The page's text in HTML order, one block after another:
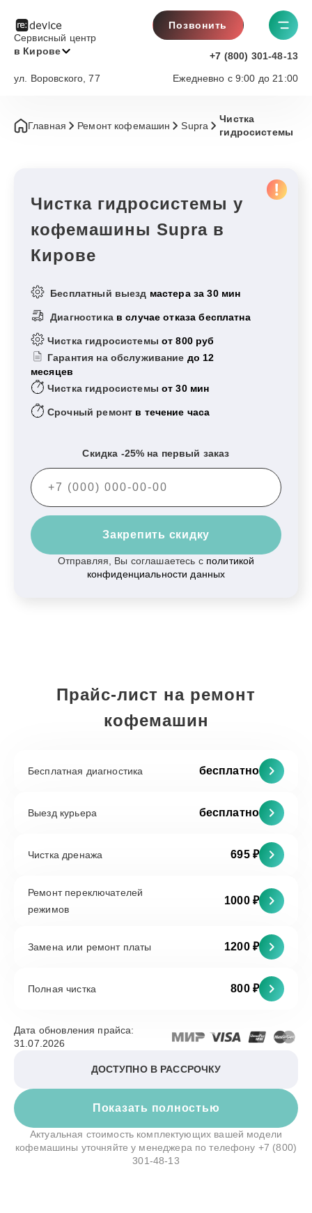
Сервисный центр
в Кирове
Позвонить
+7 (800) 301-48-13
Ежедневно с 9:00 до 21:00
ул. Воровского, 77
Главная Ремонт кофемашин Supra
Чистка
гидросистемы
Чистка гидросистемы у
кофемашины Supra в
Кирове
Бесплатный выезд мастера за 30 мин
Диагностика в случае отказа бесплатна
Чистка гидросистемы от 800 руб
Гарантия на обслуживание до 12
месяцев
Чистка гидросистемы от 30 мин
Срочный ремонт в течение часа
Скидка -25% на первый заказ
Закрепить скидку
Отправляя, Вы соглашаетесь с политикой
конфиденциальности данных
Прайс-лист на ремонт
кофемашин
Бесплатная диагностика бесплатно
Выезд курьера бесплатно
Чистка дренажа 695 ₽
Ремонт переключателей
режимов
1000 ₽
Замена или ремонт платы 1200 ₽
Полная чистка 800 ₽
Показать полностью
Дата обновления прайса:
31.07.2026
ДОСТУПНО В РАССРОЧКУ
Актуальная стоимость комплектующих вашей модели
кофемашины уточняйте у менеджера по телефону +7 (800)
301-48-13